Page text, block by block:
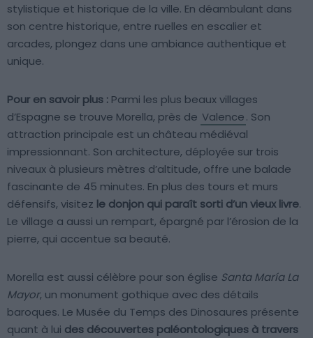
stylistique et historique de la ville. En déambulant dans
son centre historique, entre ruelles en escalier et
arcades, plongez dans une ambiance authentique et
unique.
Pour en savoir plus : Parmi les plus beaux villages
d’Espagne se trouve Morella, près de Valence. Son
attraction principale est un château médiéval
impressionnant. Son architecture, déployée sur trois
niveaux à plusieurs mètres d’altitude, offre une balade
fascinante de 45 minutes. En plus des tours et murs
défensifs, visitez le donjon qui paraît sorti d’un vieux livre.
Le village a aussi un rempart, épargné par l’érosion de la
pierre, qui accentue sa beauté.
Morella est aussi célèbre pour son église Santa María La
Mayor, un monument gothique avec des détails
baroques. Le Musée du Temps des Dinosaures présente
quant à lui des découvertes paléontologiques à travers